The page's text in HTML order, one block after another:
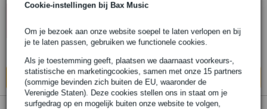
Cookie-instellingen bij Bax Music
Om je bezoek aan onze website soepel te laten verlopen en bij
je te laten passen, gebruiken we functionele cookies.
Als je toestemming geeft, plaatsen we daarnaast voorkeurs-,
statistische en marketingcookies, samen met onze 15 partners
(sommige bevinden zich buiten de EU, waaronder de
Verenigde Staten). Deze cookies stellen ons in staat om je
surfgedrag op en mogelijk buiten onze website te volgen,
10% EXTRA
CODE: EXTRA10
Adviesprijs € 12,30 € 5,25
Op voorraad
In mijn winkelwagen